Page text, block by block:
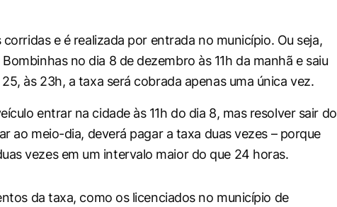
e é realizada por entrada no município. Ou seja,
no dia 8 de dezembro às 11h da manhã e saiu
às 23h, a taxa será cobrada apenas uma única vez.
entrar na cidade às 11h do dia 8, mas resolver sair do
ao meio-dia, deverá pagar a taxa duas vezes – porque
vezes em um intervalo maior do que 24 horas.
da taxa, como os licenciados no município de